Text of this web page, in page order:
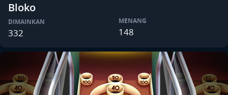
Bloko
DIMAINKAN
332
MENANG
148